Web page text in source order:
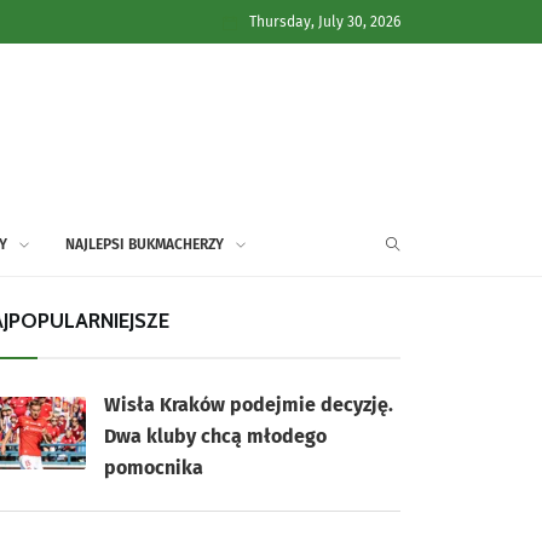
Thursday, July 30, 2026
NAJLEPSI BUKMACHERZY
Wisła Kraków podejmie decyzję.
Dwa kluby chcą młodego
pomocnika